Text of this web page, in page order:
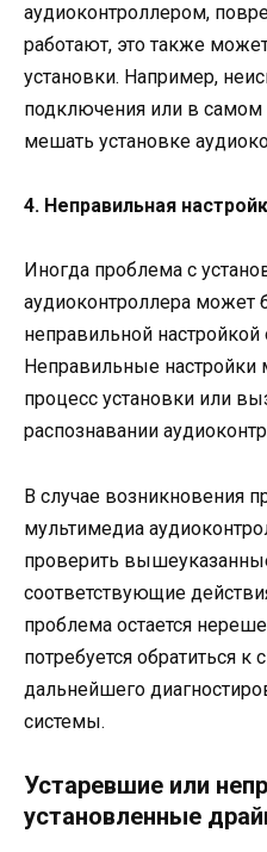
аудиоконтроллером,
работают, это также
установки. Например,
подключения или в самом
мешать установке
4. Неправильная
Иногда проблема с
аудиоконтроллера может
неправильной
Неправильные настройки
процесс установки или
распознавании
В случае возникновения
мультимедиа
проверить
соответствующие
проблема остается
потребуется обратиться к
дальнейшего
системы.
Устаревшие или
установленные